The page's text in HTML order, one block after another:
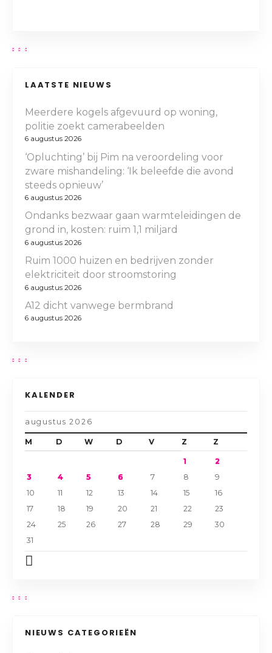
LAATSTE NIEUWS
Meerdere kogels afgevuurd op woning,
politie zoekt camerabeelden
6 augustus 2026
‘Opluchting’ bij Pim na veroordeling voor
zware mishandeling: ‘Ik beleefde die avond
steeds opnieuw’
6 augustus 2026
Ondanks bezwaar gaan warmteleidingen de
grond in, kosten: ruim 1,1 miljard
6 augustus 2026
Ruim 1000 huizen en bedrijven zonder
elektriciteit door stroomstoring
6 augustus 2026
A12 dicht vanwege bermbrand
6 augustus 2026
KALENDER
augustus 2026
M D W D V Z Z
1
2
3
4 5 6 7 8
9
10
11 12 13 14 15
16
17
18 19 20 21 22
23
24
25 26 27 28 29
30
31
NIEUWS CATEGORIEËN